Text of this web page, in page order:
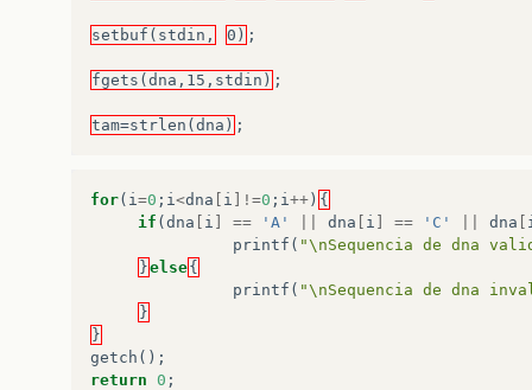
setbuf(stdin, 0) ;
fgets(dna,15,stdin) ;
tam=strlen(dna) ;
for( i =0 ; i <dna i ]!=0 ; i ++ ) {
if ( dna i == 'A' dna i == 'C' dna
printf ( "\nSequencia de dna
}else{
printf ( "\nSequencia de dna
}
}
getch ();
return 0 ;